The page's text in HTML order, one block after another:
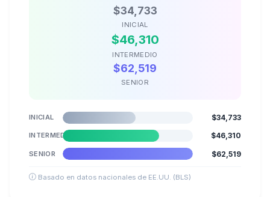
$34,733
INICIAL
$46,310
INTERMEDIO
$62,519
SENIOR
INICIAL $34,733
INTERMEDIO $46,310
SENIOR $62,519
Basado en datos nacionales de EE.UU. (BLS)